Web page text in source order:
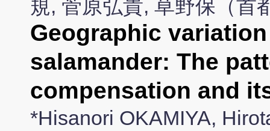
規, 菅原弘貴, 草野保（首
Geographic
salamander: The
compensation and
*Hisanori OKAMIYA,